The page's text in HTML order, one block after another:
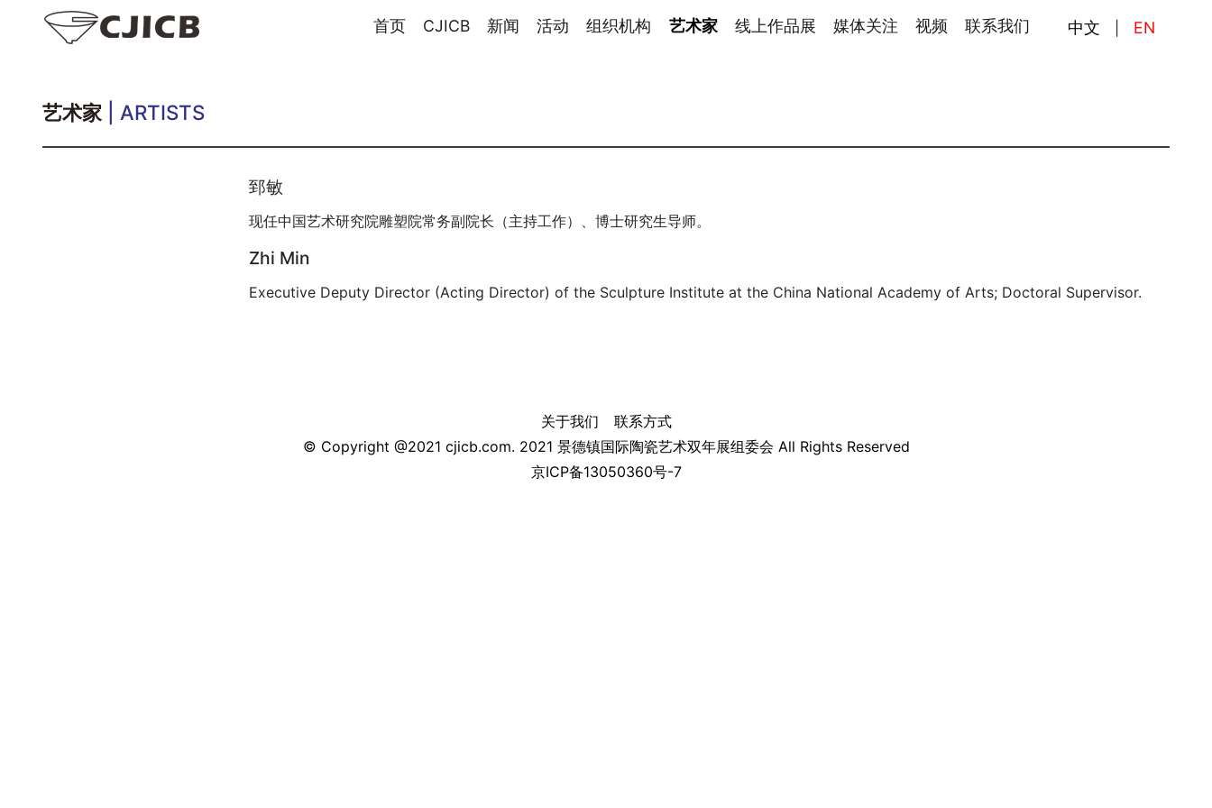
首页 CJICB 新闻 活动 组织机构 艺术家 线上作品展 媒体关注 视频 联系我们 中文 EN
艺术家 | ARTISTS
郅敏
现任中国艺术研究院雕塑院常务副院长（主持工作）、博士研究生导师。
Zhi Min
Executive Deputy Director (Acting Director) of the Sculpture Institute at the China National Academy of Arts; Doctoral Supervisor.
关于我们
联系方式
© Copyright @2021 cjicb.com. 2021 景德镇国际陶瓷艺术双年展组委会 All Rights Reserved
京ICP备13050360号-7